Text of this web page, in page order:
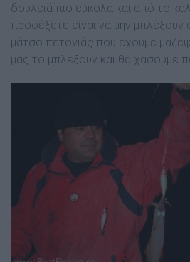
δουλειά πιο εύκολα και από το
προσέξετε είναι να μην μπλέξουν
μάτσο πετονιάς που έχουμε
μας το μπλέξουν και θα χάσουμε